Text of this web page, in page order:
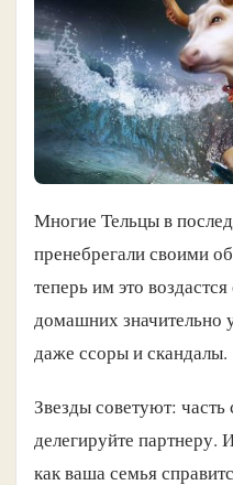
Многие Тельцы в
пренебрегали своими
теперь им это
домашних
даже ссоры и скандалы.
Звезды советуют: часть
делегируйте партнеру.
как ваша семья